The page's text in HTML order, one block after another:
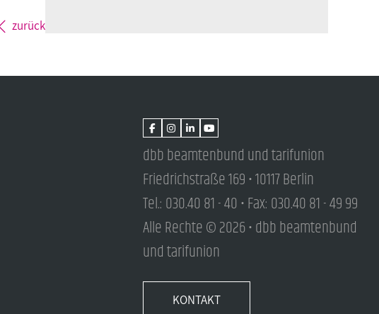
zurück
dbb beamtenbund und tarifunion
Friedrichstraße 169 • 10117 Berlin
Tel.: 030.40 81 - 40 • Fax: 030.40 81 - 49 99
Alle Rechte © 2026 • dbb beamtenbund
und tarifunion
KONTAKT